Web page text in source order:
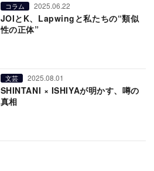
コラム 2025.06.22
JOIとK、Lapwingと私たちの“類似
性の正体”
文芸 2025.08.01
SHINTANI × ISHIYAが明かす、噂の
真相